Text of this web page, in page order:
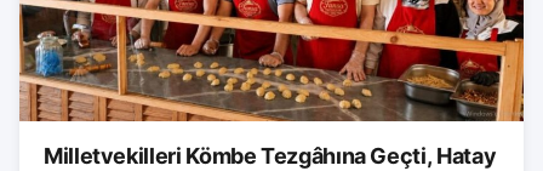
Milletvekilleri Kömbe Tezgâhına Geçti, Hatay